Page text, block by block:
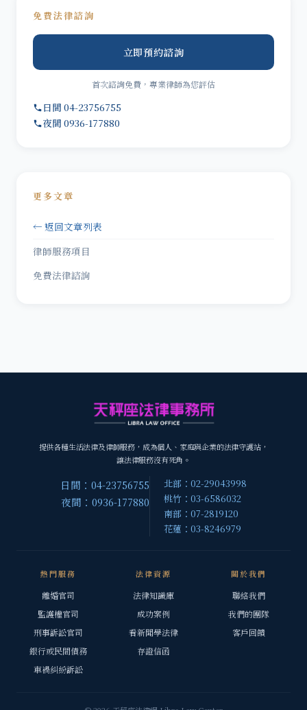
免費法律諮詢
立即預約諮詢
首次諮詢免費，專業律師為您評估
日間 04-23756755
夜間 0936-177880
更多文章
← 返回文章列表
律師服務項目
免費法律諮詢
提供各種生活法律及律師服務，成為個人、家庭與企業的法律守護站，
讓法律服務沒有死角。
日間：04-23756755
夜間：0936-177880
北部：02-29043998
桃竹：03-6586032
南部：07-2819120
花蓮：03-8246979
熱門服務
離婚官司
監護權官司
刑事訴訟官司
銀行或民間債務
車禍糾紛訴訟
法律資源
法律知識庫
成功案例
看新聞學法律
存證信函
關於我們
聯絡我們
我們的團隊
客戶回饋